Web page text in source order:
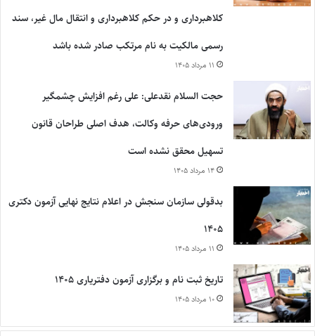
کلاهبرداری و در حکم کلاهبرداری و انتقال مال غیر، سند
رسمی مالکیت به نام مرتکب صادر شده باشد
۱۱ مرداد ۱۴۰۵
حجت السلام نقدعلی: علی رغم افزایش چشمگیر
ورودی‌های حرفه وکالت، هدف اصلی طراحان قانون
تسهیل محقق نشده است
۱۴ مرداد ۱۴۰۵
بدقولی سازمان سنجش در اعلام نتایج نهایی آزمون دکتری
۱۴۰۵
۱۱ مرداد ۱۴۰۵
تاریخ ثبت نام و برگزاری آزمون دفتریاری ۱۴۰۵
۱۰ مرداد ۱۴۰۵